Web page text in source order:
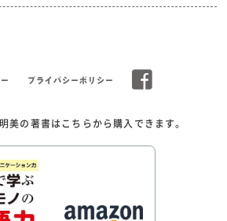
プライバシーポリシー
の著書はこちらから購入できます。